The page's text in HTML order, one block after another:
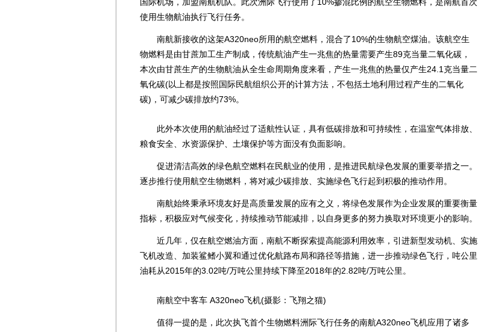
使用生物航油执行飞行任务。
南航新接收的这架A320neo所用的航空燃料，混合了10%的生物航空煤油。该航空生
物燃料是由甘蔗加工生产制成，传统航油产生一兆焦的热量需要产生89克当量二氧化碳，
本次由甘蔗生产的生物航油从全生命周期角度来看，产生一兆焦的热量仅产生24.1克当量二
氧化碳(以上都是按照国际民航组织公开的计算方法，不包括土地利用过程产生的二氧化
碳)，可减少碳排放约73%。
此外本次使用的航油经过了适航性认证，具有低碳排放和可持续性，在温室气体排放、
粮食安全、水资源保护、土壤保护等方面没有负面影响。
促进清洁高效的绿色航空燃料在民航业的使用，是推进民航绿色发展的重要举措之一。
逐步推行使用航空生物燃料，将对减少碳排放、实施绿色飞行起到积极的推动作用。
南航始终秉承环境友好是高质量发展的应有之义，将绿色发展作为企业发展的重要衡量
指标，积极应对气候变化，持续推动节能减排，以自身更多的努力换取对环境更小的影响。
近几年，仅在航空燃油方面，南航不断探索提高能源利用效率，引进新型发动机、实施
飞机改造、加装鲨鳍小翼和通过优化航路布局和路径等措施，进一步推动绿色飞行，吨公里
油耗从2015年的3.02吨/万吨公里持续下降至2018年的2.82吨/万吨公里。
南航空中客车 A320neo飞机(摄影：飞翔之猫)
值得一提的是，此次执飞首个生物燃料洲际飞行任务的南航A320neo飞机应用了诸多